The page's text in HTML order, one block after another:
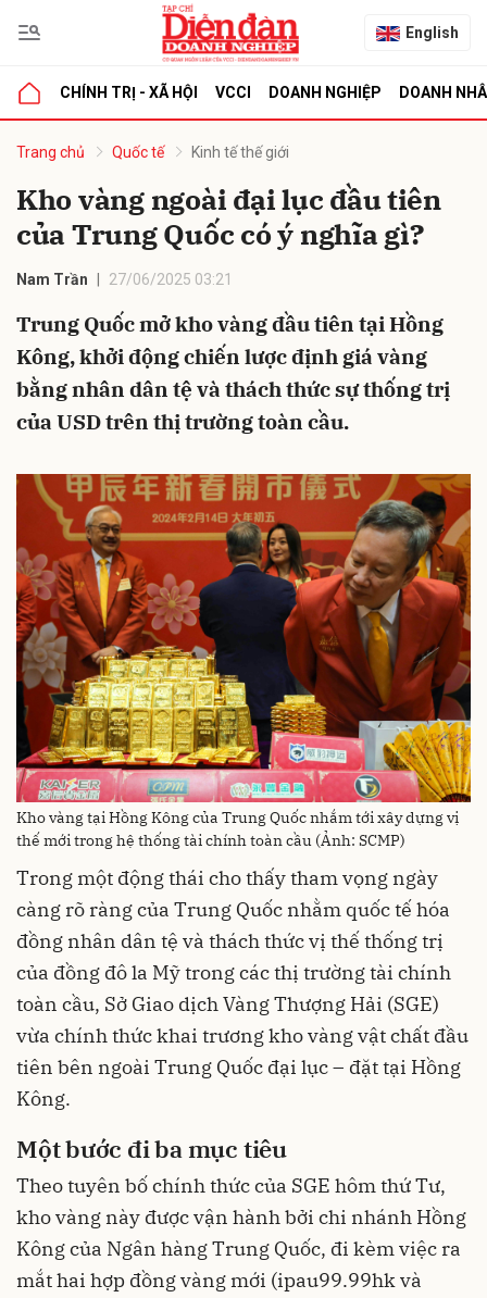
English
CHÍNH TRỊ - XÃ HỘI VCCI DOANH NGHIỆP DOANH
Trang chủ Quốc tế Kinh tế thế giới
Kho vàng ngoài đại lục đầu tiên
của Trung Quốc có ý nghĩa gì?
Nam Trần 27/06/2025 03:21
Trung Quốc mở kho vàng đầu tiên tại Hồng
Kông, khởi động chiến lược định giá vàng
bằng nhân dân tệ và thách thức sự thống trị
của USD trên thị trường toàn cầu.
Kho vàng tại Hồng Kông của Trung Quốc nhắm tới xây dựng vị
thế mới trong hệ thống tài chính toàn cầu (Ảnh: SCMP)
Trong một động thái cho thấy tham vọng ngày
càng rõ ràng của Trung Quốc nhằm quốc tế hóa
đồng nhân dân tệ và thách thức vị thế thống trị
của đồng đô la Mỹ trong các thị trường tài chính
toàn cầu, Sở Giao dịch Vàng Thượng Hải (SGE)
vừa chính thức khai trương kho vàng vật chất đầu
tiên bên ngoài Trung Quốc đại lục – đặt tại Hồng
Kông.
Một bước đi ba mục tiêu
Theo tuyên bố chính thức của SGE hôm thứ Tư,
kho vàng này được vận hành bởi chi nhánh Hồng
Kông của Ngân hàng Trung Quốc, đi kèm việc ra
mắt hai hợp đồng vàng mới (ipau99.99hk và
luận
Hủy